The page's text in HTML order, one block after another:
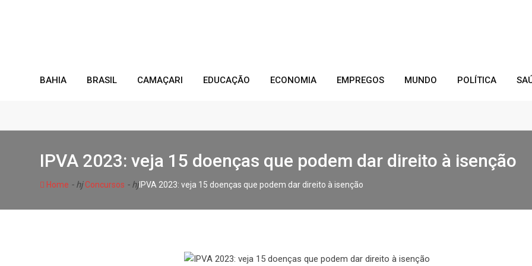
BAHIA BRASIL CAMAÇARI EDUCAÇÃO ECONOMIA EMPREGOS MUNDO POLÍTICA
IPVA 2023: veja 15 doenças que podem dar direito à isenção
Home - hjConcursos - hjIPVA 2023: veja 15 doenças que podem dar direito à isenção